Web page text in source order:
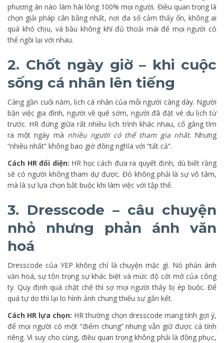
phương án nào làm hài lòng 100% mọi người. Điều quan trọng là
chọn giải pháp cân bằng nhất, nơi đa số cảm thấy ổn, không ai
quá khó chịu, và bầu không khí đủ thoải mái để mọi người có
thể ngồi lại với nhau.
2. Chốt ngày giờ – khi cuộc
sống cá nhân lên tiếng
Càng gần cuối năm, lịch cá nhân của mỗi người càng dày. Người
bận việc gia đình, người về quê sớm, người đã đặt vé du lịch từ
trước. HR đứng giữa rất nhiều lịch trình khác nhau, cố gắng tìm
ra một ngày mà nhiều người có thể tham gia nhất. Nhưng
“nhiều nhất” không bao giờ đồng nghĩa với “tất cả”.
Cách HR đối diện: HR học cách đưa ra quyết định, dù biết rằng
sẽ có người không tham dự được. Đó không phải là sự vô tâm,
mà là sự lựa chọn bắt buộc khi làm việc với tập thể.
3. Dresscode – câu chuyện
nhỏ nhưng phản ánh văn
hoá
Dresscode của YEP không chỉ là chuyện mặc gì. Nó phản ánh
văn hoá, sự tôn trọng sự khác biệt và mức độ cởi mở của công
ty. Quy định quá chặt chẽ thì sợ mọi người thấy bị ép buộc. Để
quá tự do thì lại lo hình ảnh chung thiếu sự gắn kết.
Cách HR lựa chọn: HR thường chọn dresscode mang tính gợi ý,
để mọi người có một “điểm chung” nhưng vẫn giữ được cá tính
riêng. Vì suy cho cùng, điều quan trọng không phải là đồng phục,